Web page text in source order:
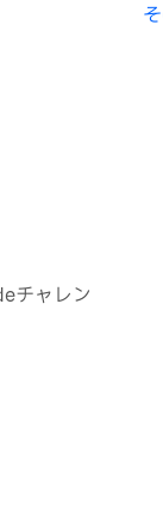
チャレン